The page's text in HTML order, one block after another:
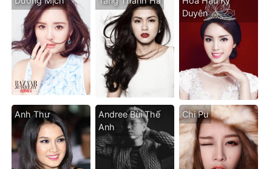
Duyên
Anh Thư
Andree Bùi Thế
Anh
Chi Pu